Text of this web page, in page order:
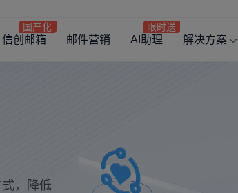
信创邮箱 邮件营销 AI助理 解决方案
，降低